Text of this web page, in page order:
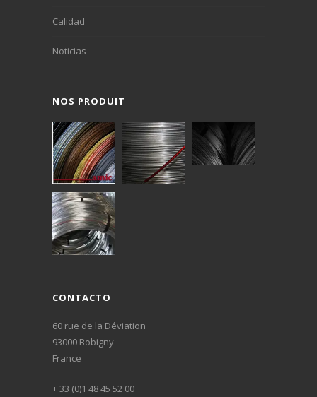
CuBe2
• Éléments de
fixation
• Horlogerie
alliages
électrique
• Bijouterie
• Automobile
Calidad
Noticias
NOS PRODUIT
CONTACTO
60 rue de la Déviation
93000 Bobigny
France
+ 33 (0)1 48 45 52 00